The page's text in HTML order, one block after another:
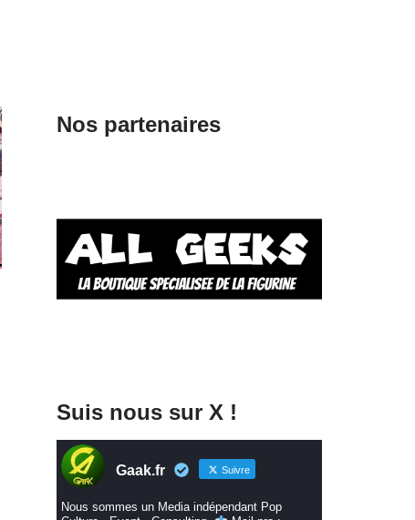
Nos partenaires
Suis nous sur X !
Gaak.fr Suivre
Nous sommes un Media indépendant Pop